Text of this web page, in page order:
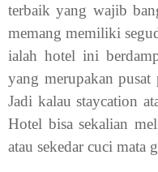
terbaik yang wajib
memang memiliki
ialah hotel ini
yang merupakan pusat
Jadi kalau staycation
Hotel bisa sekalian
atau sekedar cuci mata